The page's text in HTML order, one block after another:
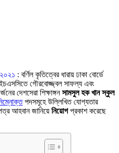
: বর্ণিল কৃতিত্বের ধারায় ঢাকা বাের্ডে
গৌরবােজ্জ্বল সাফল্য এবং
দেশসেরা শিক্ষাঙ্গনসামসুল হক খান স্কুল
পদসমূহে উল্লিখিত যােগ্যতার
আহবান জানিয়ে নিয়োগপ্রকাশ করেছে